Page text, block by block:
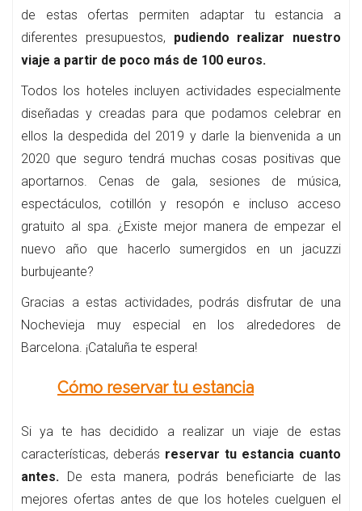
de estas ofertas permiten adaptar tu estancia a
diferentes presupuestos, pudiendo realizar nuestro
viaje a partir de poco más de 100 euros.
Todos los hoteles incluyen actividades especialmente
diseñadas y creadas para que podamos celebrar en
ellos la despedida del 2019 y darle la bienvenida a un
2020 que seguro tendrá muchas cosas positivas que
aportarnos. Cenas de gala, sesiones de música,
espectáculos, cotillón y resopón e incluso acceso
gratuito al spa. ¿Existe mejor manera de empezar el
nuevo año que hacerlo sumergidos en un jacuzzi
burbujeante?
Gracias a estas actividades, podrás disfrutar de una
Nochevieja muy especial en los alrededores de
Barcelona. ¡Cataluña te espera!
Cómo reservar tu estancia
Si ya te has decidido a realizar un viaje de estas
características, deberás reservar tu estancia cuanto
antes. De esta manera, podrás beneficiarte de las
mejores ofertas antes de que los hoteles cuelguen el